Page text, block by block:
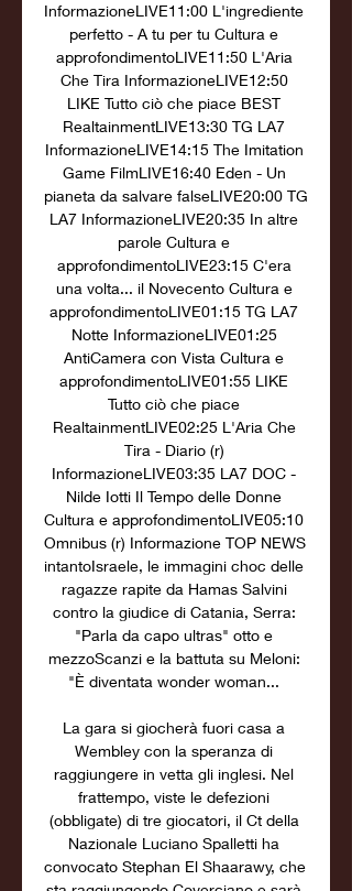
InformazioneLIVE11:00 L'ingrediente
perfetto - A tu per tu Cultura e
approfondimentoLIVE11:50 L'Aria
Che Tira InformazioneLIVE12:50
LIKE Tutto ciò che piace BEST
RealtainmentLIVE13:30 TG LA7
InformazioneLIVE14:15 The Imitation
Game FilmLIVE16:40 Eden - Un
pianeta da salvare falseLIVE20:00 TG
LA7 InformazioneLIVE20:35 In altre
parole Cultura e
approfondimentoLIVE23:15 C'era
una volta... il Novecento Cultura e
approfondimentoLIVE01:15 TG LA7
Notte InformazioneLIVE01:25
AntiCamera con Vista Cultura e
approfondimentoLIVE01:55 LIKE
Tutto ciò che piace
RealtainmentLIVE02:25 L'Aria Che
Tira - Diario (r)
InformazioneLIVE03:35 LA7 DOC -
Nilde Iotti Il Tempo delle Donne
Cultura e approfondimentoLIVE05:10
Omnibus (r) Informazione TOP NEWS
intantoIsraele, le immagini choc delle
ragazze rapite da Hamas Salvini
contro la giudice di Catania, Serra:
"Parla da capo ultras" otto e
mezzoScanzi e la battuta su Meloni:
"È diventata wonder woman...
La gara si giocherà fuori casa a
Wembley con la speranza di
raggiungere in vetta gli inglesi. Nel
frattempo, viste le defezioni
(obbligate) di tre giocatori, il Ct della
Nazionale Luciano Spalletti ha
convocato Stephan El Shaarawy, che